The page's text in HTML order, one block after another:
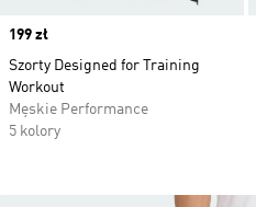
Price
199 zł
Szorty Designed for Training
Workout
Męskie Performance
5 kolory